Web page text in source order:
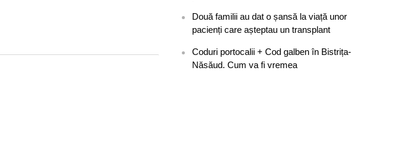
Două familii au dat o șansă la viață unor
pacienți care așteptau un transplant
Coduri portocalii + Cod galben în Bistrița-
Năsăud. Cum va fi vremea